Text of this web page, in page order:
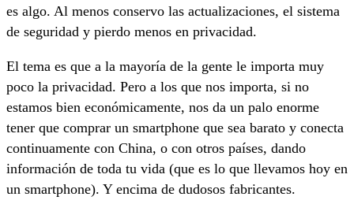
es algo. Al menos conservo las actualizaciones, el sistema
de seguridad y pierdo menos en privacidad.
El tema es que a la mayoría de la gente le importa muy
poco la privacidad. Pero a los que nos importa, si no
estamos bien económicamente, nos da un palo enorme
tener que comprar un smartphone que sea barato y conecta
continuamente con China, o con otros países, dando
información de toda tu vida (que es lo que llevamos hoy en
un smartphone). Y encima de dudosos fabricantes.